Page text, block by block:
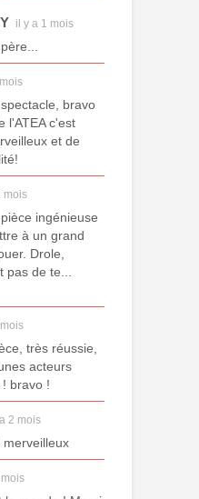
il y a 1 mois
bravo
l'ATEA c'est
et de
mois
ingénieuse
à un grand
Drole,
pas de te...
très réussie,
acteurs
bravo !
2 mois
merveilleux